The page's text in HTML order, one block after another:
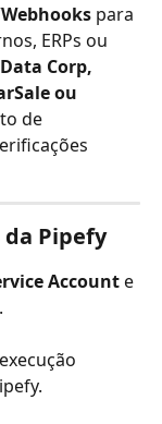
para
ERPs ou
Corp,
ou
de
da Pipefy
Account e